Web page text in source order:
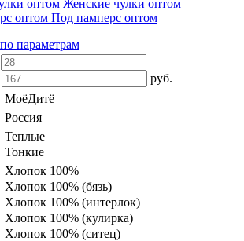
Женские чулки оптом
Под памперс оптом
параметрам
руб.
МоёДитё
Россия
Теплые
Тонкие
Хлопок 100%
Хлопок 100% (бязь)
Хлопок 100% (интерлок)
Хлопок 100% (кулирка)
Хлопок 100% (ситец)